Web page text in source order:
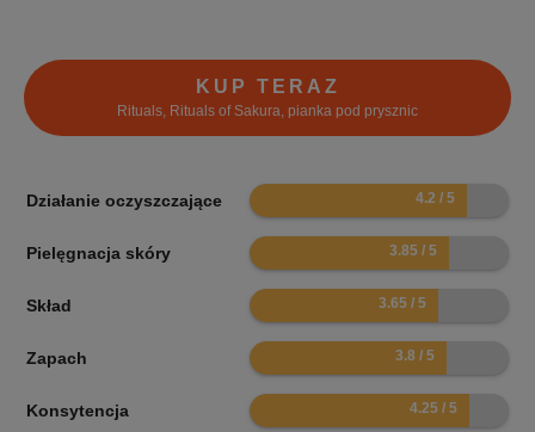
KUP TERAZ
Rituals, Rituals of Sakura, pianka pod prysznic
Działanie oczyszczające 8.4
Pielęgnacja skóry 7.7
Skład 7.3
Zapach 7.6
Konsytencja 8.5